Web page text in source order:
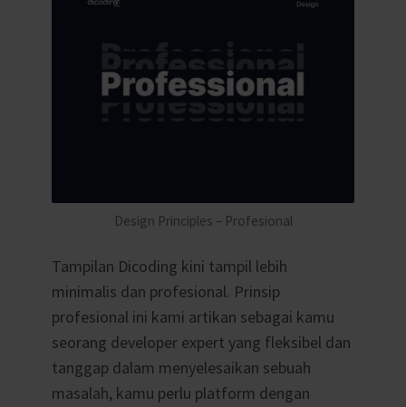
Design Principles – Profesional
Tampilan Dicoding kini tampil lebih
minimalis dan profesional. Prinsip
profesional ini kami artikan sebagai kamu
seorang developer expert yang fleksibel dan
tanggap dalam menyelesaikan sebuah
masalah, kamu perlu platform dengan